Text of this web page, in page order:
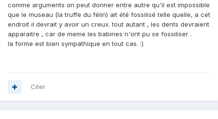
comme arguments on peut donner entre autre qu'il est impossible
que le museau (la truffe du félin) ait été fossilisé telle quelle, a cet
endroit il devrait y avoir un creux. tout autant , les dents devraient
apparaitre , car de meme les babines n'ont pu se fossiliser .
la forme est bien sympathique en tout cas. :)
Citer